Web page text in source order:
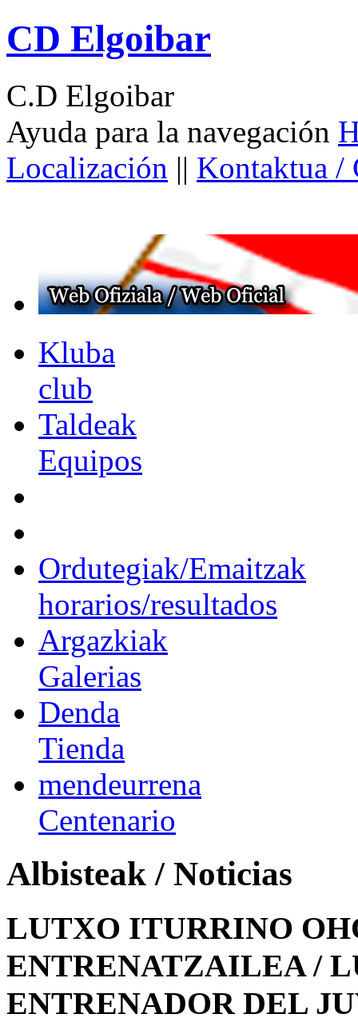
CD Elgoibar
C.D Elgoibar
Ayuda para la navegación
Localización || Kontaktua /
Kluba
club
Taldeak
Equipos
Ordutegiak/Emaitzak
horarios/resultados
Argazkiak
Galerias
Denda
Tienda
mendeurrena
Centenario
Albisteak / Noticias
LUTXO ITURRINO
ENTRENATZAILEA /
ENTRENADOR DEL